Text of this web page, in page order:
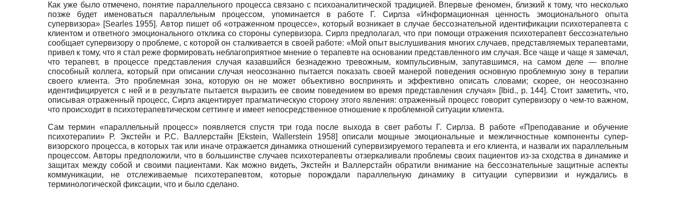
Как уже было отмечено, понятие параллельного процесса связано с психоаналитической традицией. Впервые феномен, близкий к тому, что несколько
позже будет именоваться параллельным процессом, упоминается в работе Г. Сирлза «Информационная ценность эмоционального опыта
супервизора» [Searles 1955]. Автор пишет об «отраженном процессе», который возникает в случае бессознательной идентификации психотерапевта с
клиентом и ответного эмоционального отклика со стороны супервизора. Сирлз предполагал, что при помощи отражения психотерапевт бессознательно
сообщает супервизору о проблеме, с которой он сталкивается в своей работе: «Мой опыт выслушивания многих случаев, представляемых терапевтами,
привел к тому, что я стал реже формировать неблагоприятное мнение о терапевте на основании представленного им случая. Все чаще и чаще я замечал,
что терапевт, в процессе представления случая казавшийся безнадежно тревожным, компульсив­ным, запутавшимся, на самом деле — вполне
способный коллега, который при описании случая неосознанно пытается показать своей манерой поведения основную проблемную зону в терапии
своего клиента. Это проблемная зона, которую он не может объективно воспринять и эффективно описать словами; скорее, он неосознанно
идентифицируется с ней и в результате пытается выразить ее своим поведением во время представления случая» [Ibid., p. 144]. Стоит заметить, что,
описывая отраженный процесс, Сирлз акцентирует прагматическую сторону этого явления: отраженный процесс говорит супервизору о чем-то важном,
что происходит в психотерапевтическом сеттинге и имеет непосредственное отношение к проблемной ситуации клиента.
Сам термин «параллельный процесс» появляется спустя три года после выхода в свет работы Г. Сирлза. В работе «Преподавание и обучение
психотерапии» Р. Экстейн и Р.С. Валлерстайн
[Ekstein, Wallerstein 1958] описали мощные эмоциональные и межличностные компоненты супер-
визорского процесса, в которых так или иначе отражается динамика отношений супервизируемого терапевта и его клиента, и назвали их параллельным
процессом. Авторы предположили, что в большинстве случаев психотерапевты отзеркаливали проблемы своих пациентов из-за сходства в динамике и
защитах между собой и своими пациентами. Как можно видеть, Экстейн и Валлерстайн обратили внимание на бессознательные защитные аспекты
коммуникации, не отслеживаемые психотерапевтом, которые порождали параллельную динамику в ситуации супервизии и нуждались в
терминологической фиксации, что и было сделано.